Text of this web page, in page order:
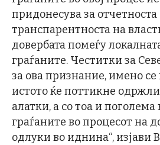
придонесува за отчетноста
транспарентноста на
довербата помеѓу
граѓаните. Честитки за
за ова признание, имено
истото ќе поттикне
алатки, а со тоа и
граѓаните во процесот на
одлуки во иднина“, изјави